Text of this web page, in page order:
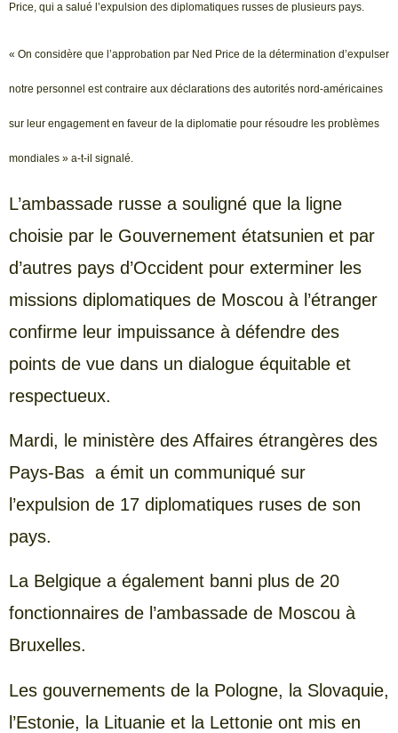
Price, qui a salué l’expulsion des diplomatiques russes de plusieurs pays.
« On considère que l’approbation par Ned Price de la détermination d’expulser
notre personnel est contraire aux déclarations des autorités nord-américaines
sur leur engagement en faveur de la diplomatie pour résoudre les problèmes
mondiales » a-t-il signalé.
L’ambassade russe a souligné que la ligne
choisie par le Gouvernement étatsunien et par
d’autres pays d’Occident pour exterminer les
missions diplomatiques de Moscou à l’étranger
confirme leur impuissance à défendre des
points de vue dans un dialogue équitable et
respectueux.
Mardi, le ministère des Affaires étrangères des
Pays-Bas a émit un communiqué sur
l’expulsion de 17 diplomatiques ruses de son
pays.
La Belgique a également banni plus de 20
fonctionnaires de l’ambassade de Moscou à
Bruxelles.
Les gouvernements de la Pologne, la Slovaquie,
l’Estonie, la Lituanie et la Lettonie ont mis en